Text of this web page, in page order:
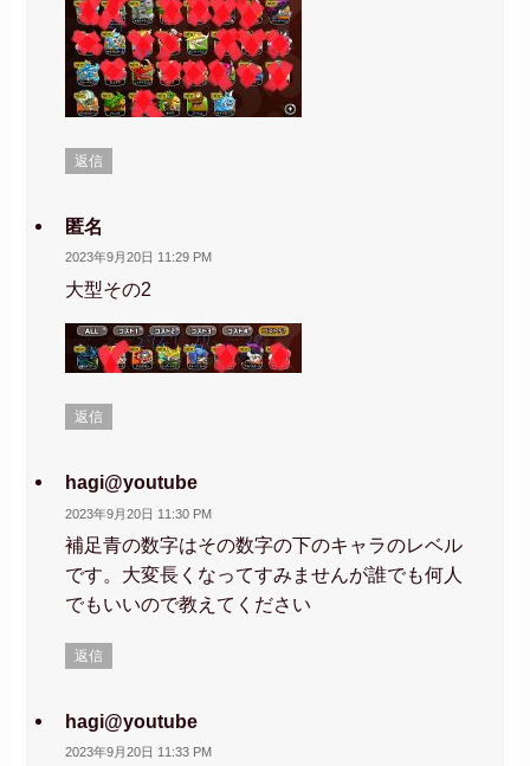
返信
匿名
2023年9月20日 11:29 PM
大型その2
返信
hagi@youtube
2023年9月20日 11:30 PM
補足青の数字はその数字の下のキャラのレベル
です。大変長くなってすみませんが誰でも何人
でもいいので教えてください
返信
hagi@youtube
2023年9月20日 11:33 PM